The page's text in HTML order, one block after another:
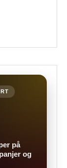
på
og